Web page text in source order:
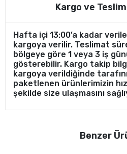
Kargo ve
Hafta içi 13:00’a kadar
kargoya verilir. Teslimat
bölgeye göre 1 veya 3 iş
gösterebilir. Kargo takip
kargoya verildiğinde
paketlenen ürünlerimizin
şekilde size ulaşmasını
Benzer